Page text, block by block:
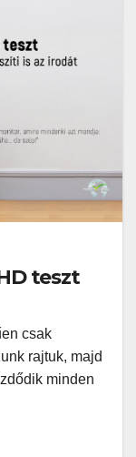
teszt
csak
rajtuk, majd
minden